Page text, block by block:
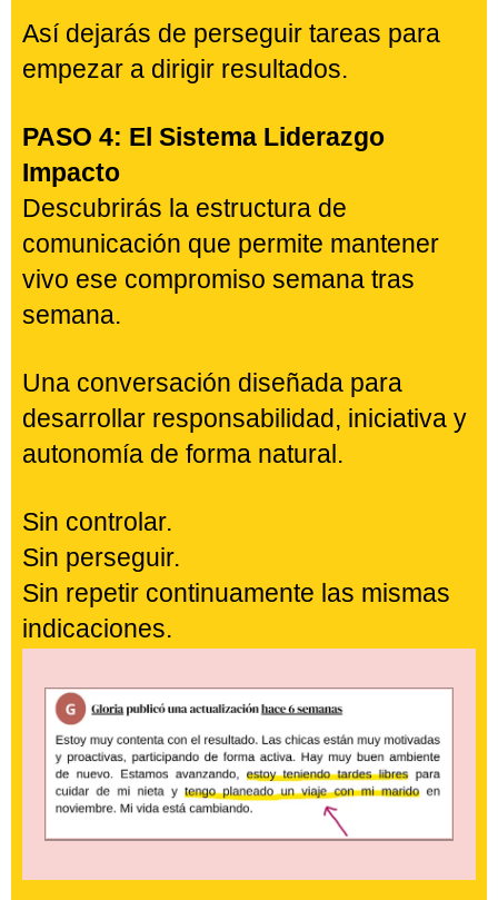
Un empleado motivado no siempre
obtiene buenos resultados por sí solo.
Aprenderás cómo convertir ese
compromiso en mejor desempeño,
mejores decisiones y mayor
responsabilidad sobre los objetivos del
puesto.
empezar a dirigir resultados.
PASO 4: El Sistema Liderazgo
Descubrirás la estructura de
comunicación que permite mantener
vivo ese compromiso semana tras
semana.
Una conversación diseñada para
desarrollar responsabilidad, iniciativa y
autonomía de forma natural.
Sin controlar.
Sin perseguir.